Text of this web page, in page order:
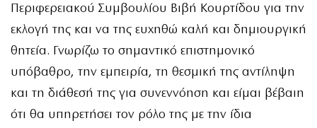
Περιφερειακού Συμβουλίου Βιβή Κουρτίδου για την
εκλογή της και να της ευχηθώ καλή και δημιουργική
θητεία. Γνωρίζω το σημαντικό επιστημονικό
υπόβαθρο, την εμπειρία, τη θεσμική της αντίληψη
και τη διάθεσή της για συνεννόηση και είμαι βέβαιη
ότι θα υπηρετήσει τον ρόλο της με την ίδια